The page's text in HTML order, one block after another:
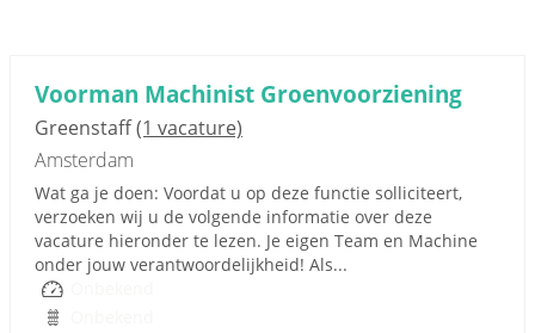
Voorman Machinist Groenvoorziening
Greenstaff(1 vacature)
Amsterdam
Wat ga je doen: Voordat u op deze functie solliciteert,
verzoeken wij u de volgende informatie over deze
vacature hieronder te lezen. Je eigen Team en Machine
onder jouw verantwoordelijkheid! Als...